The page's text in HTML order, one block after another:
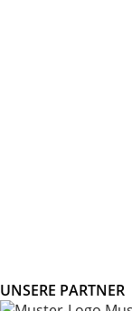
UNSERE PARTNER